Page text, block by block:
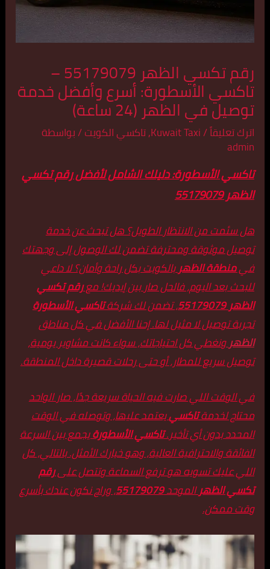
رقم تكسي الظهر 55179079 –
تاكسي الأسطورة: أسرع وأفضل خدمة
توصيل في الظهر (24 ساعة)
اترك تعليقاً/
Kuwait Taxi
,تاكسي الكويت/ بواسطة
admin
تاكسي الأسطورة: دليلك الشامل لأفضل رقم تكسي
الظهر 55179079
هل سئمت من الانتظار الطويل؟ هل تبحث عن خدمة
توصيل موثوقة ومحترفة تضمن لك الوصول إلى وجهتك
فيمنطقة الظهربالكويت بكل راحة وأمان؟ لا داعي
للبحث بعد اليوم، فالحل صار بين إيديك! معرقم تكسي
الظهر55179079، تضمن لك شركةتاكسي الأسطورة
تجربة توصيل لا مثيل لها. إحنا الأفضل في كل مناطق
الظهرونغطي كل احتياجاتك، سواء كانت مشاوير يومية،
توصيل سريع للمطار، أو حتى رحلات قصيرة داخل المنطقة.
في الوقت اللي صارت فيه الحياة سريعة جدًا، صار الواحد
محتاج لخدمةتاكسييعتمد عليها، وتوصله في الوقت
المحدد بدون أي تأخير.تاكسي الأسطورةيجمع بين السرعة
الفائقة والاحترافية العالية، وهو خيارك الأمثل. بالتالي، كل
اللي عليك تسويه هو ترفع السماعة وتتصل علىرقم
تكسي الظهرالموحد55179079، وراح نكون عندك بأسرع
وقت ممكن.